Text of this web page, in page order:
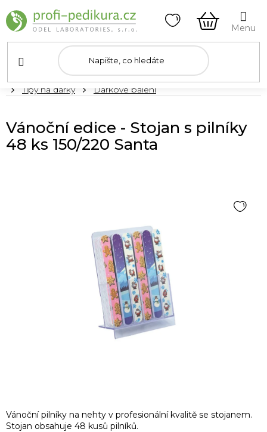
na
obsah
NÁKUPNÍ
KOŠÍK
DomůTipy na dárky Dárkové balení
Vánoční pilníky na nehty v profesionální kvalitě se stojanem.
Stojan obsahuje 48 kusů pilníků.
Vánoční edice - Stojan s pilníky
48 ks 150/220 Santa